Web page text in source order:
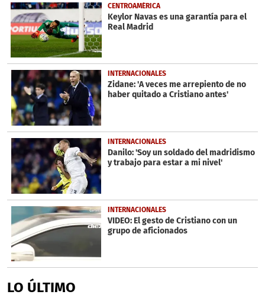
CENTROAMÉRICA
Keylor Navas es una garantía para el
Real Madrid
INTERNACIONALES
Zidane: 'A veces me arrepiento de no
haber quitado a Cristiano antes'
INTERNACIONALES
Danilo: 'Soy un soldado del madridismo
y trabajo para estar a mi nivel'
INTERNACIONALES
VIDEO: El gesto de Cristiano con un
grupo de aficionados
LO ÚLTIMO